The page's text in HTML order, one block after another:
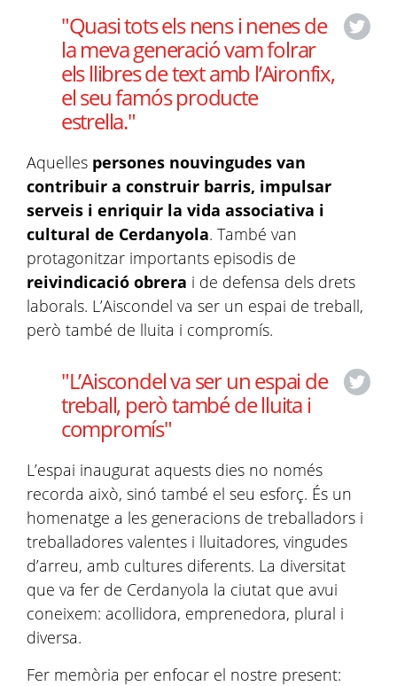
"Quasi tots els nens i nenes de
la meva generació vam folrar
els llibres de text amb l’Aironfix,
el seu famós producte
estrella."
Aquelles persones nouvingudes van
contribuir a construir barris, impulsar
serveis i enriquir la vida associativa i
cultural de Cerdanyola. També van
protagonitzar importants episodis de
reivindicació obrera i de defensa dels drets
laborals. L’Aiscondel va ser un espai de treball,
però també de lluita i compromís.
"L’Aiscondel va ser un espai de
treball, però també de lluita i
compromís"
L’espai inaugurat aquests dies no només
recorda això, sinó també el seu esforç. És un
homenatge a les generacions de treballadors i
treballadores valentes i lluitadores, vingudes
d’arreu, amb cultures diferents. La diversitat
que va fer de Cerdanyola la ciutat que avui
coneixem: acollidora, emprenedora, plural i
diversa.
Fer memòria per enfocar el nostre present: